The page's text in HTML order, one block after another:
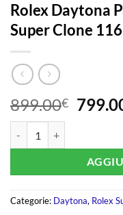
Rolex Daytona
Super Clone
899.00€ Il
era:
Categorie: Daytona, Rolex